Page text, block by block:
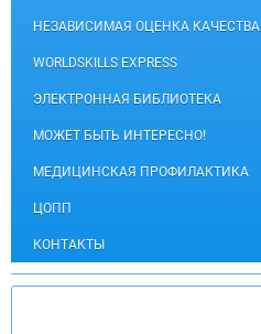
НЕЗАВИСИМАЯ ОЦЕНКА КАЧЕСТВА
WORLDSKILLS EXPRESS
ЭЛЕКТРОННАЯ БИБЛИОТЕКА
МОЖЕТ БЫТЬ ИНТЕРЕСНО!
МЕДИЦИНСКАЯ ПРОФИЛАКТИКА
ЦОПП
КОНТАКТЫ